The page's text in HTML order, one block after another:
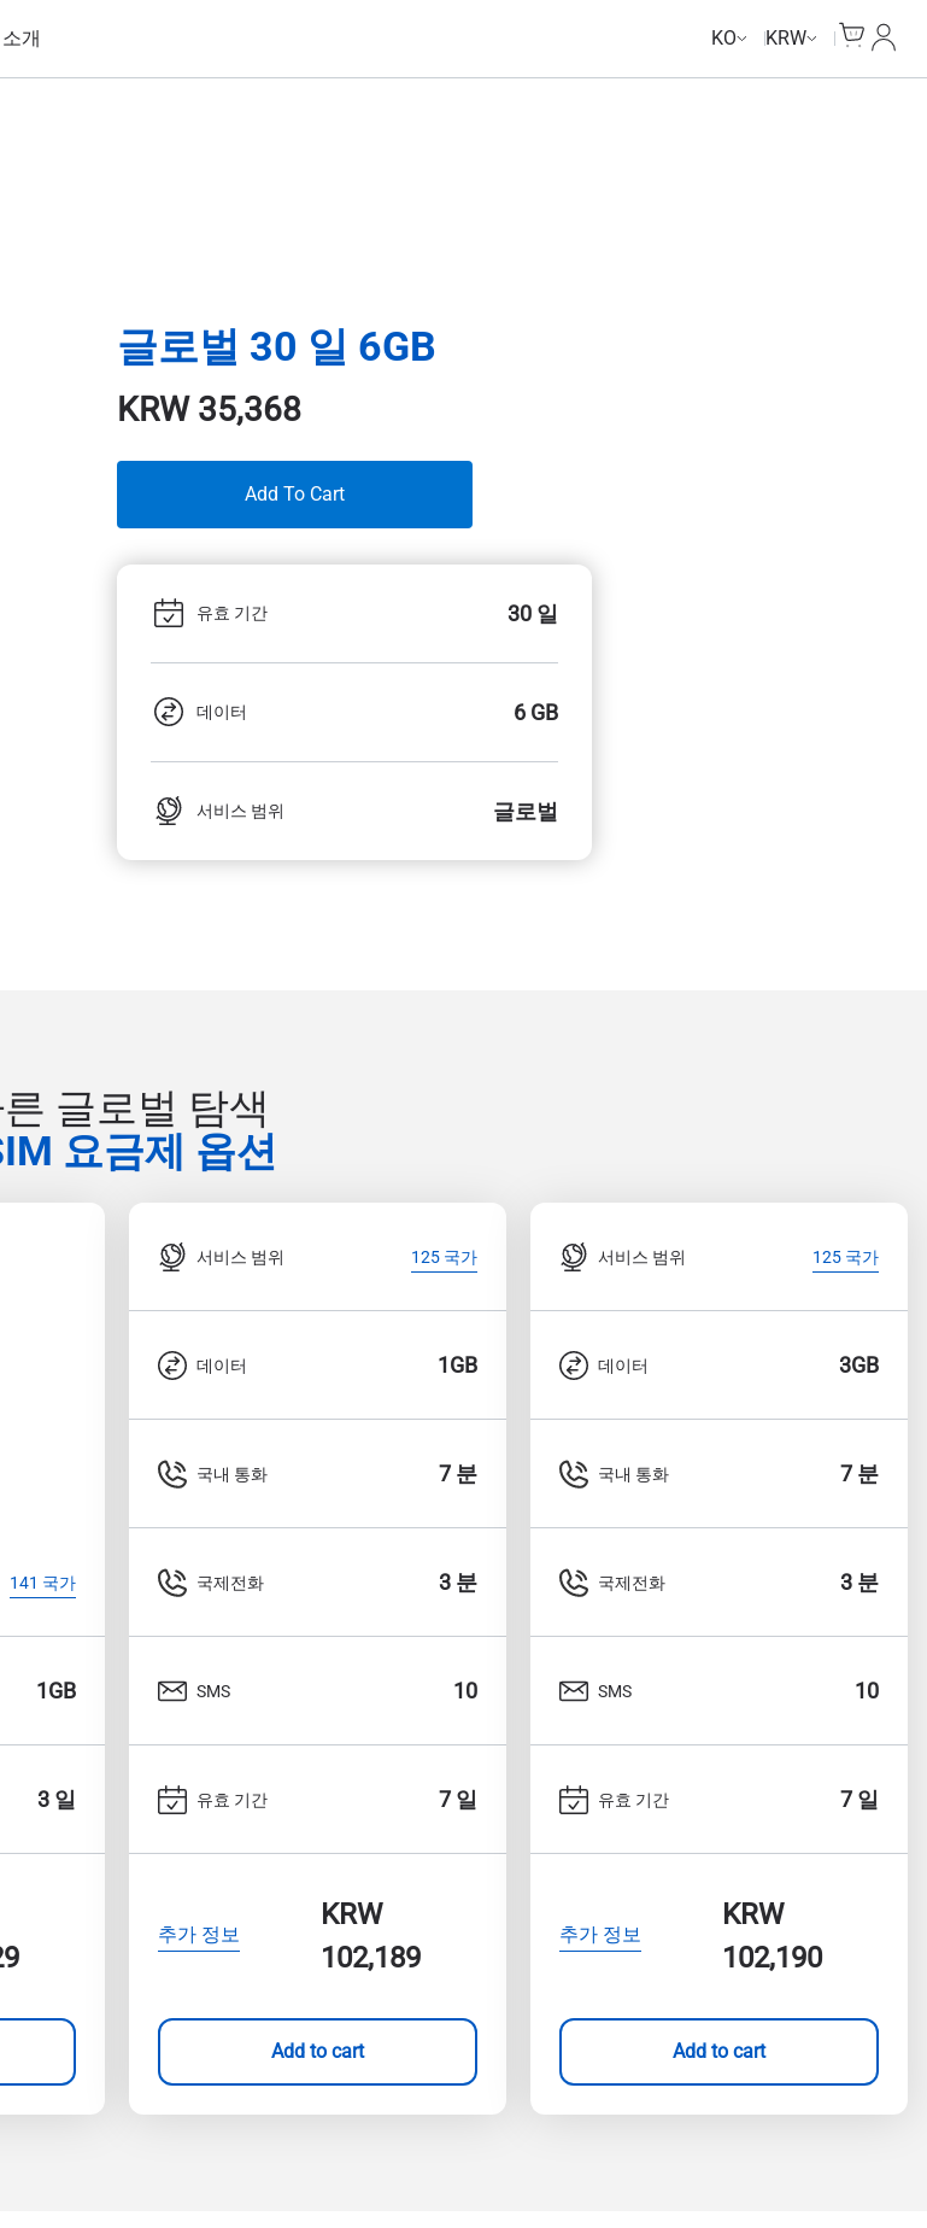
개 KO KRW
내 계
글로벌 30 일 6GB
KRW35,368
Add To Cart
유효 기간 30 일
데이터 6 GB
서비스 범위 글로벌
글로벌 탐색
요금제 옵션
141 국가
1GB
3 일
서비스 범위 125 국가
데이터 1GB
국내 통화 7 분
국제전화 3 분
SMS 10
유효 기간 7 일
추가 정보
KRW
102,189
Add to cart
서비스 범위 125 국가
데이터 3GB
국내 통화 7 분
국제전화 3 분
SMS 10
유효 기간 7 일
추가 정보
KRW
102,190
Add to cart